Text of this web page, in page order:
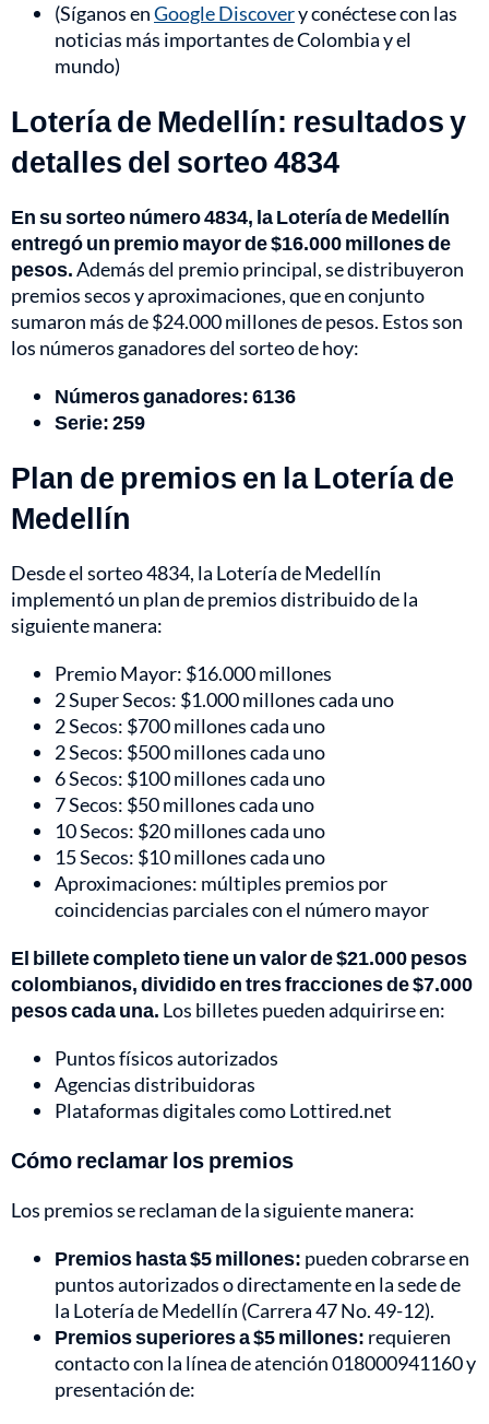
(Síganos enGoogle Discovery conéctese con las
noticias más importantes de Colombia y el
mundo)
Lotería de Medellín: resultados y
detalles del sorteo 4834
En su sorteo número 4834, la Lotería de Medellín
entregó un premio mayor de $16.000 millones de
pesos.Además del premio principal, se distribuyeron
premios secos y aproximaciones, que en conjunto
sumaron más de $24.000 millones de pesos. Estos son
los números ganadores del sorteo de hoy:
Números ganadores: 6136
Serie:259
Plan de premios en la Lotería de
Medellín
Desde el sorteo 4834, la Lotería de Medellín
implementó un plan de premios distribuido de la
siguiente manera:
Premio Mayor: $16.000 millones
2 Super Secos: $1.000 millones cada uno
2 Secos: $700 millones cada uno
2 Secos: $500 millones cada uno
6 Secos: $100 millones cada uno
7 Secos: $50 millones cada uno
10 Secos: $20 millones cada uno
15 Secos: $10 millones cada uno
Aproximaciones: múltiples premios por
coincidencias parciales con el número mayor
El billete completo tiene un valor de $21.000 pesos
colombianos, dividido en tres fracciones de $7.000
pesos cada una. Los billetes pueden adquirirse en:
Puntos físicos autorizados
Agencias distribuidoras
Plataformas digitales como Lottired.net
Cómo reclamar los premios
Los premios se reclaman de la siguiente manera:
Premios hasta $5 millones: pueden cobrarse en
puntos autorizados o directamente en la sede de
la Lotería de Medellín (Carrera 47 No. 49-12).
Premios superiores a $5 millones: requieren
contacto con la línea de atención 018000941160 y
presentación de: